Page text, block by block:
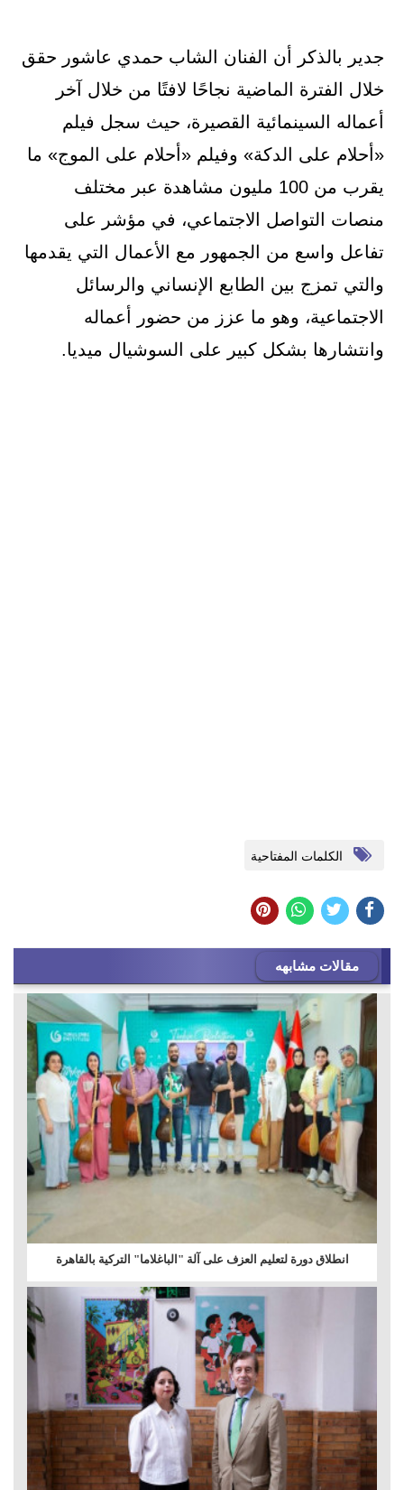
جدير بالذكر أن الفنان الشاب حمدي عاشور حقق
خلال الفترة الماضية نجاحًا لافتًا من خلال آخر
أعماله السينمائية القصيرة، حيث سجل فيلم
«أحلام على الدكة» وفيلم «أحلام على الموج» ما
يقرب من 100 مليون مشاهدة عبر مختلف
منصات التواصل الاجتماعي، في مؤشر على
تفاعل واسع من الجمهور مع الأعمال التي يقدمها
والتي تمزج بين الطابع الإنساني والرسائل
الاجتماعية، وهو ما عزز من حضور أعماله
وانتشارها بشكل كبير على السوشيال ميديا.
الكلمات المفتاحية
مقالات مشابهه
انطلاق دورة لتعليم العزف على آلة "الباغلاما" التركية بالقاهرة